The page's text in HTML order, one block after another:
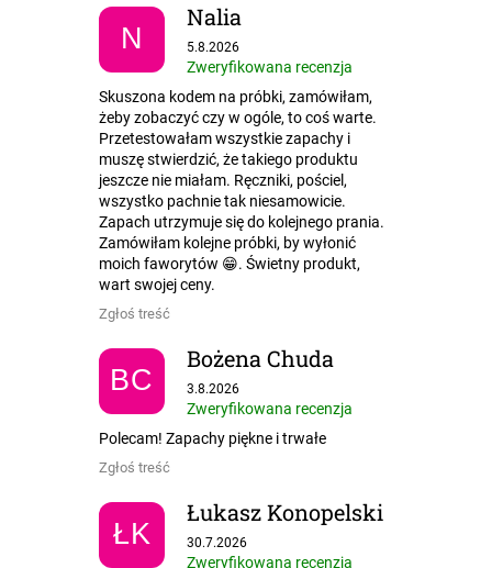
N
Nalia
Ocena sklepu to 5 na 5 gwiazdek.
5.8.2026
Zweryfikowana recenzja
Skuszona kodem na próbki, zamówiłam,
żeby zobaczyć czy w ogóle, to coś warte.
Przetestowałam wszystkie zapachy i
muszę stwierdzić, że takiego produktu
jeszcze nie miałam. Ręczniki, pościel,
wszystko pachnie tak niesamowicie.
Zapach utrzymuje się do kolejnego prania.
Zamówiłam kolejne próbki, by wyłonić
moich faworytów 😁. Świetny produkt,
wart swojej ceny.
Zgłoś treść
BC
Bożena Chuda
Ocena sklepu to 5 na 5 gwiazdek.
3.8.2026
Zweryfikowana recenzja
Polecam! Zapachy piękne i trwałe
Zgłoś treść
ŁK
Łukasz Konopelski
Ocena sklepu to 5 na 5 gwiazdek.
30.7.2026
Zweryfikowana recenzja